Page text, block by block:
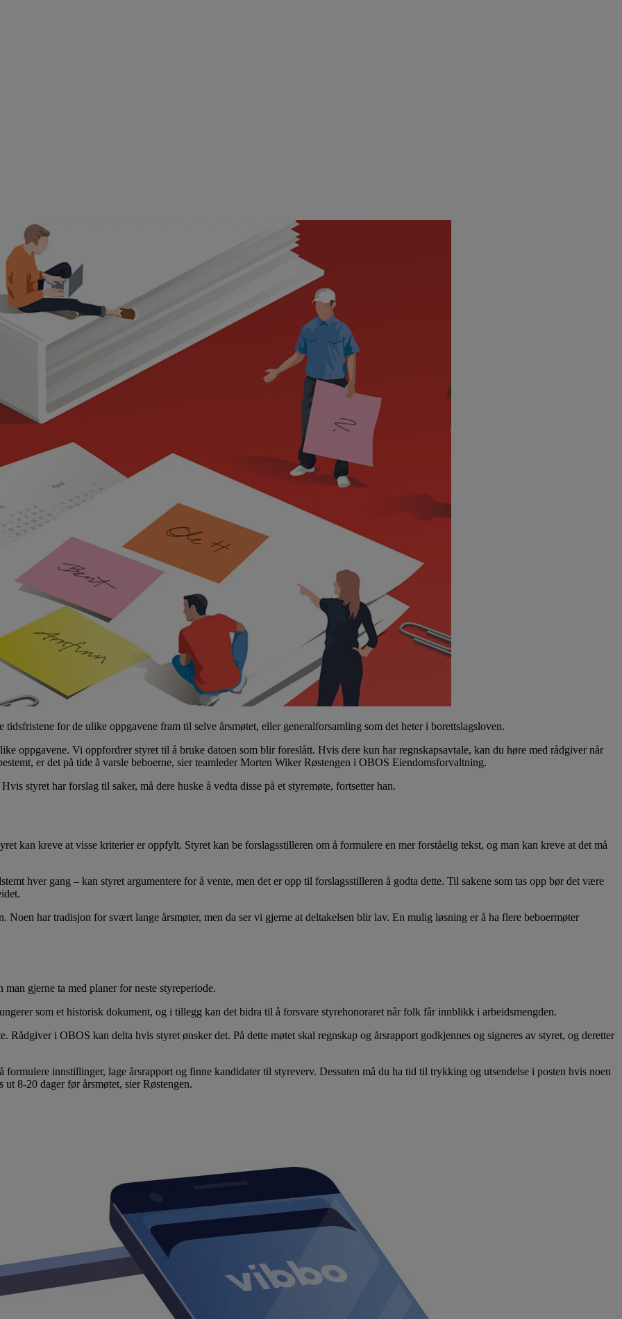
for de ulike oppgavene fram til selve årsmøtet, eller generalforsamling som det heter i borettslagsloven.
oppgavene. Vi oppfordrer styret til å bruke datoen som blir foreslått. Hvis dere kun har regnskapsavtale, kan du høre med rådgiver når
er det på tide å varsle beboerne, sier teamleder Morten Wiker Røstengen i OBOS Eiendomsforvaltning.
styret har forslag til saker, må dere huske å vedta disse på et styremøte, fortsetter han.
kan kreve at visse kriterier er oppfylt. Styret kan be forslagsstilleren om å formulere en mer forståelig tekst, og man kan kreve at det må
hver gang – kan styret argumentere for å vente, men det er opp til forslagsstilleren å godta dette. Til sakene som tas opp bør det være
Noen har tradisjon for svært lange årsmøter, men da ser vi gjerne at deltakelsen blir lav. En mulig løsning er å ha flere beboermøter
gjerne ta med planer for neste styreperiode.
som et historisk dokument, og i tillegg kan det bidra til å forsvare styrehonoraret når folk får innblikk i arbeidsmengden.
Rådgiver i OBOS kan delta hvis styret ønsker det. På dette møtet skal regnskap og årsrapport godkjennes og signeres av styret, og deretter
innstillinger, lage årsrapport og finne kandidater til styreverv. Dessuten må du ha tid til trykking og utsendelse i posten hvis noen
8-20 dager før årsmøtet, sier Røstengen.